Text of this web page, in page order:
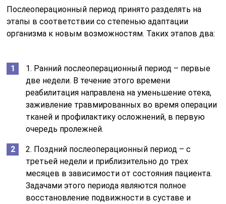
Послеоперационный период принято разделять на
этапы в соответствии со степенью адаптации
организма к новым возможностям. Таких этапов два:
1. Ранний послеоперационный период – первые
две недели. В течение этого времени
реабилитация направлена на уменьшение отека,
заживление травмированных во время операции
тканей и профилактику осложнений, в первую
очередь пролежней.
2. Поздний послеоперационный период – с
третьей недели и приблизительно до трех
месяцев в зависимости от состояния пациента.
Задачами этого периода являются полное
восстановление подвижности в суставе и